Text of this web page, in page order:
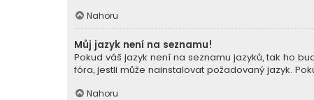
Nahoru
Můj jazyk není na seznamu!
Pokud váš jazyk není na seznamu jazyků, tak ho
fóra, jestli může nainstalovat požadovaný jazyk.
Nahoru